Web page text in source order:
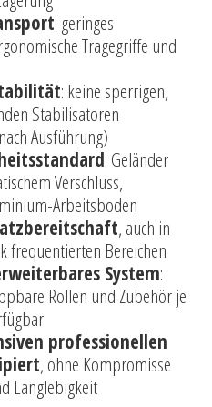
: geringes
Tragegriffe und
: keine sperrigen,
Stabilisatoren
Ausführung)
: Geländer
Verschluss,
Arbeitsboden
, auch in
frequentierten Bereichen
System:
Rollen und Zubehör je
professionellen
, ohne Kompromisse
Langlebigkeit